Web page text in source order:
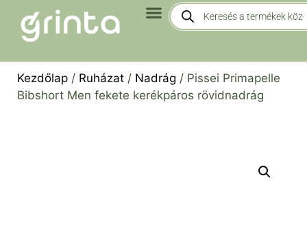
Kezdőlap / Ruházat / Nadrág / Pissei Primapelle
Bibshort Men fekete kerékpáros rövidnadrág